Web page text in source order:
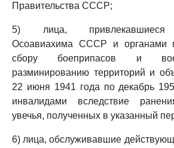
Правительства СССР;
5) лица, привлекавшиеся
Осоавиахима СССР и органами
сбору боеприпасов и
разминированию территорий и
22 июня 1941 года по декабрь
инвалидами вследствие
увечья, полученных в указанный
6) лица, обслуживавшие